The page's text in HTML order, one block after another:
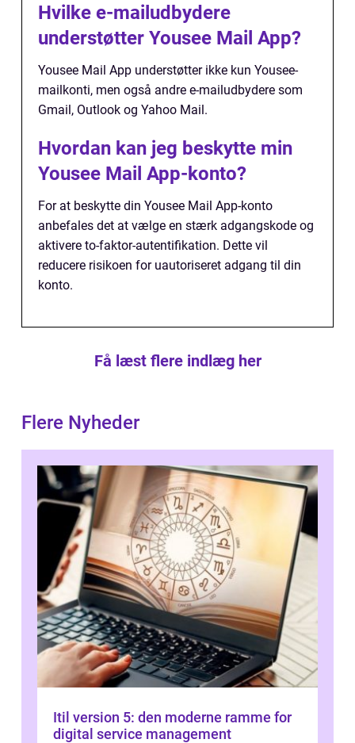
Hvilke e-mailudbydere
understøtter Yousee Mail App?
Yousee Mail App understøtter ikke kun Yousee-
mailkonti, men også andre e-mailudbydere som
Gmail, Outlook og Yahoo Mail.
Hvordan kan jeg beskytte min
Yousee Mail App-konto?
For at beskytte din Yousee Mail App-konto
anbefales det at vælge en stærk adgangskode og
aktivere to-faktor-autentifikation. Dette vil
reducere risikoen for uautoriseret adgang til din
konto.
Få læst flere indlæg her
Flere Nyheder
Itil version 5: den moderne ramme for
digital service management